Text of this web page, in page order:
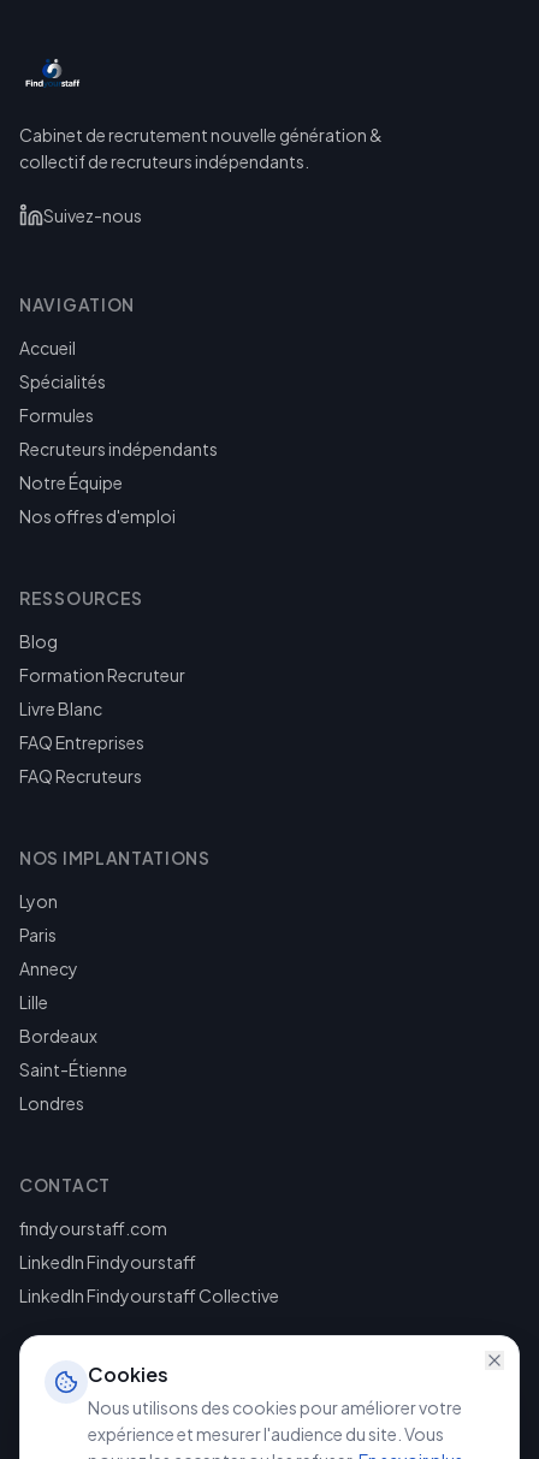
Cabinet de recrutement nouvelle génération &
collectif de recruteurs indépendants.
Suivez-nous
NAVIGATION
Accueil
Spécialités
Formules
Recruteurs indépendants
Notre Équipe
Nos offres d'emploi
RESSOURCES
Blog
Formation Recruteur
Livre Blanc
FAQ Entreprises
FAQ Recruteurs
NOS IMPLANTATIONS
Lyon
Paris
Annecy
Lille
Bordeaux
Saint-Étienne
Londres
CONTACT
findyourstaff.com
LinkedIn Findyourstaff
LinkedIn Findyourstaff Collective
Cookies
Nous utilisons des cookies pour améliorer votre
expérience et mesurer l'audience du site. Vous